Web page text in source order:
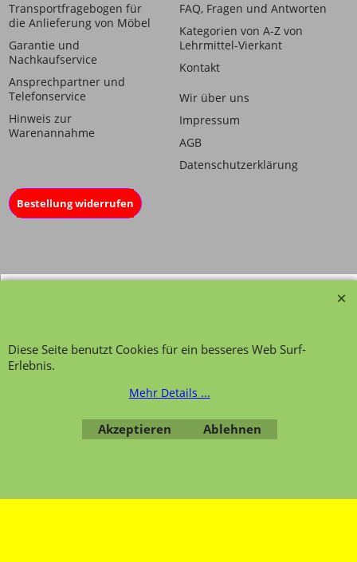
Transportfragebogen für
die Anlieferung von Möbel
Garantie und
Nachkaufservice
Ansprechpartner und
Telefonservice
Hinweis zur
Warenannahme
FAQ, Fragen und Antworten
Kategorien von A-Z von
Lehrmittel-Vierkant
Kontakt
Wir über uns
Impressum
AGB
Datenschutzerklärung
Bestellung widerrufen
AGB
WebShop erstellt mit ShopFactory Shop Software.
Diese Seite benutzt Cookies für ein besseres Web Surf-
Erlebnis.
Mehr Details ...
Akzeptieren Ablehnen